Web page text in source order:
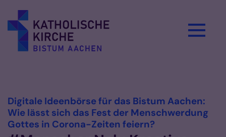
Digitale Ideenbörse für das Bistum Aachen:
Wie lässt sich das Fest der Menschwerdung
Gottes in Corona-Zeiten feiern?